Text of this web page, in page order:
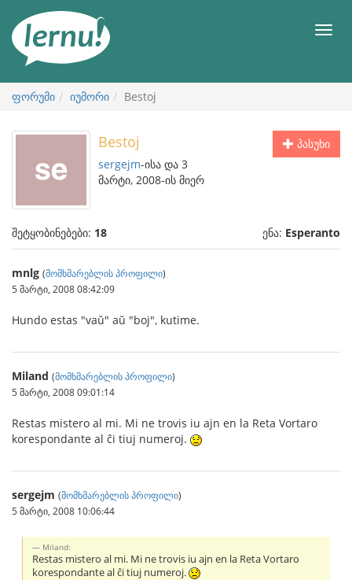
ნახვა
მენიუ
ფორუმი იუმორი Bestoj
პასუხი
Bestoj
sergejm-ისა და 3
მარტი, 2008-ის მიერ
შეტყობინებები: 18 ენა: Esperanto
mnlg (მომხმარებლის პროფილი)
5 მარტი, 2008 08:42:09
Hundo estas "vaŭ" aŭ "boj", kutime.
Miland (მომხმარებლის პროფილი)
5 მარტი, 2008 09:01:14
Restas mistero al mi. Mi ne trovis iu ajn en la Reta Vortaro
korespondante al ĉi tiuj numeroj.
sergejm (მომხმარებლის პროფილი)
5 მარტი, 2008 10:06:44
Miland:
Restas mistero al mi. Mi ne trovis iu ajn en la Reta Vortaro
korespondante al ĉi tiuj numeroj.